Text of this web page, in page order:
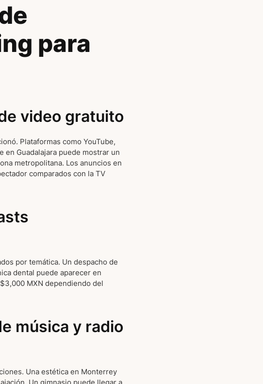
para
video gratuito
Plataformas como YouTube,
en Guadalajara puede mostrar un
metropolitana. Los anuncios en
comparados con la TV
por temática. Un despacho de
dental puede aparecer en
MXN dependiendo del
música y radio
Una estética en Monterrey